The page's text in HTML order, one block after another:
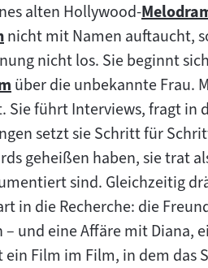
alten Hollywood-Zum
Inhalt:
nicht mit Namen auftaucht,
nicht los. Sie beginnt
über die unbekannte Frau.
führt Interviews, fragt in
setzt sie Schritt für
geheißen haben, sie trat
sind. Gleichzeitig
in die Recherche: die
und eine Affäre mit Diana,
Film im Film, in dem das